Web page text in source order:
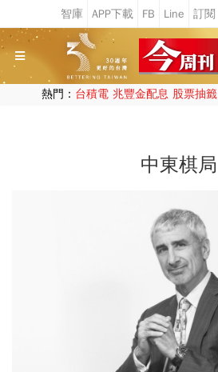
熱門： 台積電 兆豐金配息 股票抽籤
中東棋局